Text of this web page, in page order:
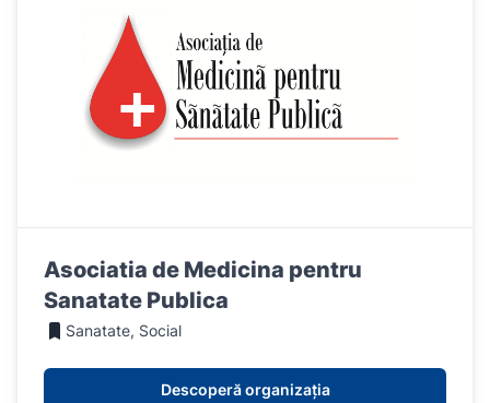
Asociatia de Medicina pentru
Sanatate Publica
Sanatate, Social
Descoperă organizația